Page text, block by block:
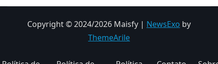
Copyright © 2024/2026 Maisfy | NewsExo by
ThemeArile